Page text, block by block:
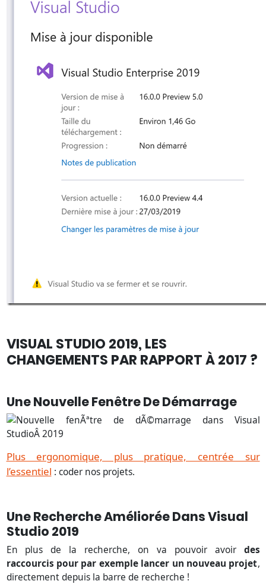
VISUAL STUDIO 2019, LES
CHANGEMENTS PAR RAPPORT À 2017 ?
Une Nouvelle Fenêtre De Démarrage
Plus ergonomique, plus pratique, centrée sur
l’essentiel : coder nos projets.
Une Recherche Améliorée Dans Visual
Studio 2019
En plus de la recherche, on va pouvoir avoir des
raccourcis pour par exemple lancer un nouveau projet,
directement depuis la barre de recherche !